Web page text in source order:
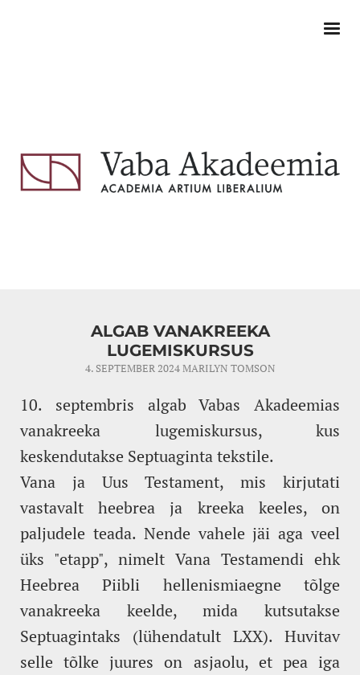
ALGAB VANAKREEKA
LUGEMISKURSUS
4. SEPTEMBER 2024MARILYN TOMSON
10. septembris algab Vabas Akadeemias
vanakreeka lugemiskursus, kus
keskendutakse Septuaginta tekstile.
Vana ja Uus Testament, mis kirjutati
vastavalt heebrea ja kreeka keeles, on
paljudele teada. Nende vahele jäi aga veel
üks "etapp", nimelt Vana Testamendi ehk
Heebrea Piibli hellenismiaegne tõlge
vanakreeka keelde, mida kutsutakse
Septuagintaks (lühendatult LXX). Huvitav
selle tõlke juures on asjaolu, et pea iga